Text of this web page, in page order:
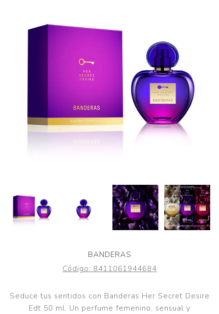
BANDERAS
Código: 8411061944684
Seduce tus sentidos con Banderas Her Secret Desire
Edt 50 ml. Un perfume femenino, sensual y